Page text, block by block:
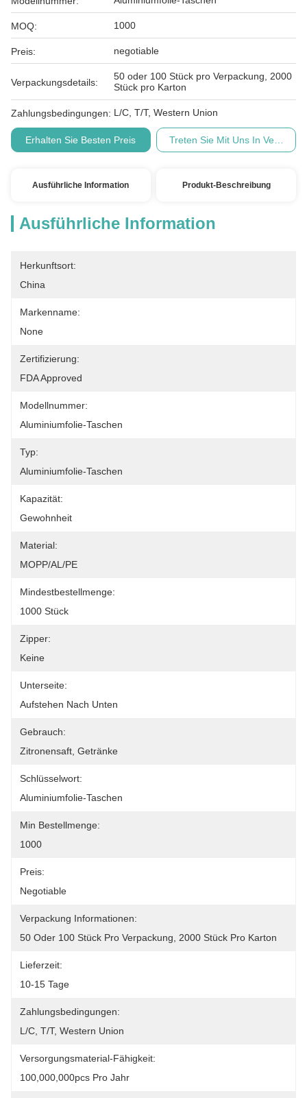
MOQ: 1000
Preis: negotiable
Verpackungsdetails:
50 oder 100 Stück pro Verpackung, 2000
Stück pro Karton
Zahlungsbedingungen: L/C, T/T, Western Union
Erhalten Sie Besten Preis Treten Sie Mit Uns In
Ausführliche Information Produkt-Beschreibung
Ausführliche Information
Herkunftsort:
China
Markenname:
None
Zertifizierung:
FDA Approved
Modellnummer:
Aluminiumfolie-Taschen
Typ:
Aluminiumfolie-Taschen
Kapazität:
Gewohnheit
Material:
MOPP/AL/PE
Mindestbestellmenge:
1000 Stück
Zipper:
Keine
Unterseite:
Aufstehen Nach Unten
Gebrauch:
Zitronensaft, Getränke
Schlüsselwort:
Aluminiumfolie-Taschen
Min Bestellmenge:
1000
Preis:
Negotiable
Verpackung Informationen:
50 Oder 100 Stück Pro Verpackung, 2000 Stück Pro Karton
Lieferzeit:
10-15 Tage
Zahlungsbedingungen:
L/C, T/T, Western Union
Versorgungsmaterial-Fähigkeit:
100,000,000pcs Pro Jahr